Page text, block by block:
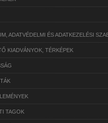
ADATVÉDELMI ÉS ADATKEZELÉSI
KIADVÁNYOK, TÉRKÉPEK
TAGOK